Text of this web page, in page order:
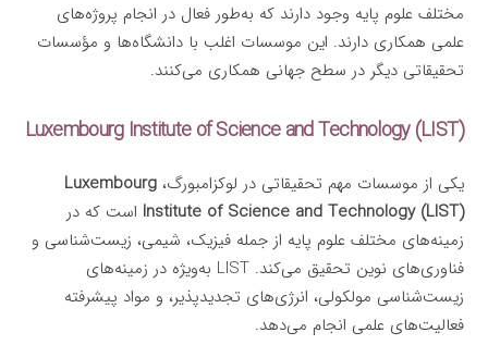
مختلف علوم پایه وجود دارند که به‌طور فعال در انجام پروژه‌های
علمی همکاری دارند. این موسسات اغلب با دانشگاه‌ها و مؤسسات
تحقیقاتی دیگر در سطح جهانی همکاری می‌کنند.
Luxembourg Institute of Science and Technology (LIST)
یکی از موسسات مهم تحقیقاتی در لوکزامبورگ،Luxembourg
Institute of Science and Technology (LIST) است که در
زمینه‌های مختلف علوم پایه از جمله فیزیک، شیمی، زیست‌شناسی و
فناوری‌های نوین تحقیق می‌کند. LIST به‌ویژه در زمینه‌های
زیست‌شناسی مولکولی، انرژی‌های تجدیدپذیر، و مواد پیشرفته
فعالیت‌های علمی انجام می‌دهد.